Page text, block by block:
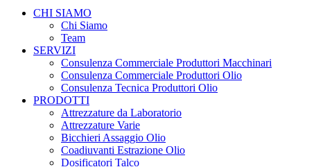
Close
CHI SIAMO
Chi Siamo
Team
SERVIZI
Consulenza Commerciale Produttori Macchinari
Consulenza Commerciale Produttori Olio
Consulenza Tecnica Produttori Olio
PRODOTTI
Attrezzature da Laboratorio
Attrezzature Varie
Bicchieri Assaggio Olio
Coadiuvanti Estrazione Olio
Dosificatori Talco